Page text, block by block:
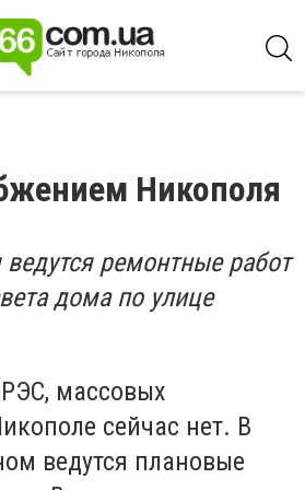
Никополя
ремонтные работ
дома по улице
массовых
сейчас нет. В
ведутся плановые